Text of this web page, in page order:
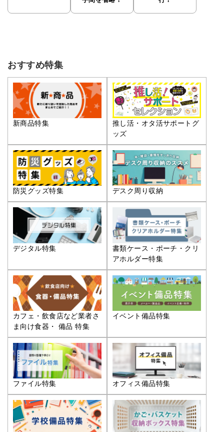
おすすめ特集
新商品特集
推し活・オタ活サポートグ
ッズ
防災グッズ特集 デスク周り収納
デジタル特集
書類ケース・ポーチ・クリ
アホルダー特集
カフェ・飲食店など業者さ
ま向け食器・ 備品 特集
イベント備品特集
ファイル特集 オフィス備品特集